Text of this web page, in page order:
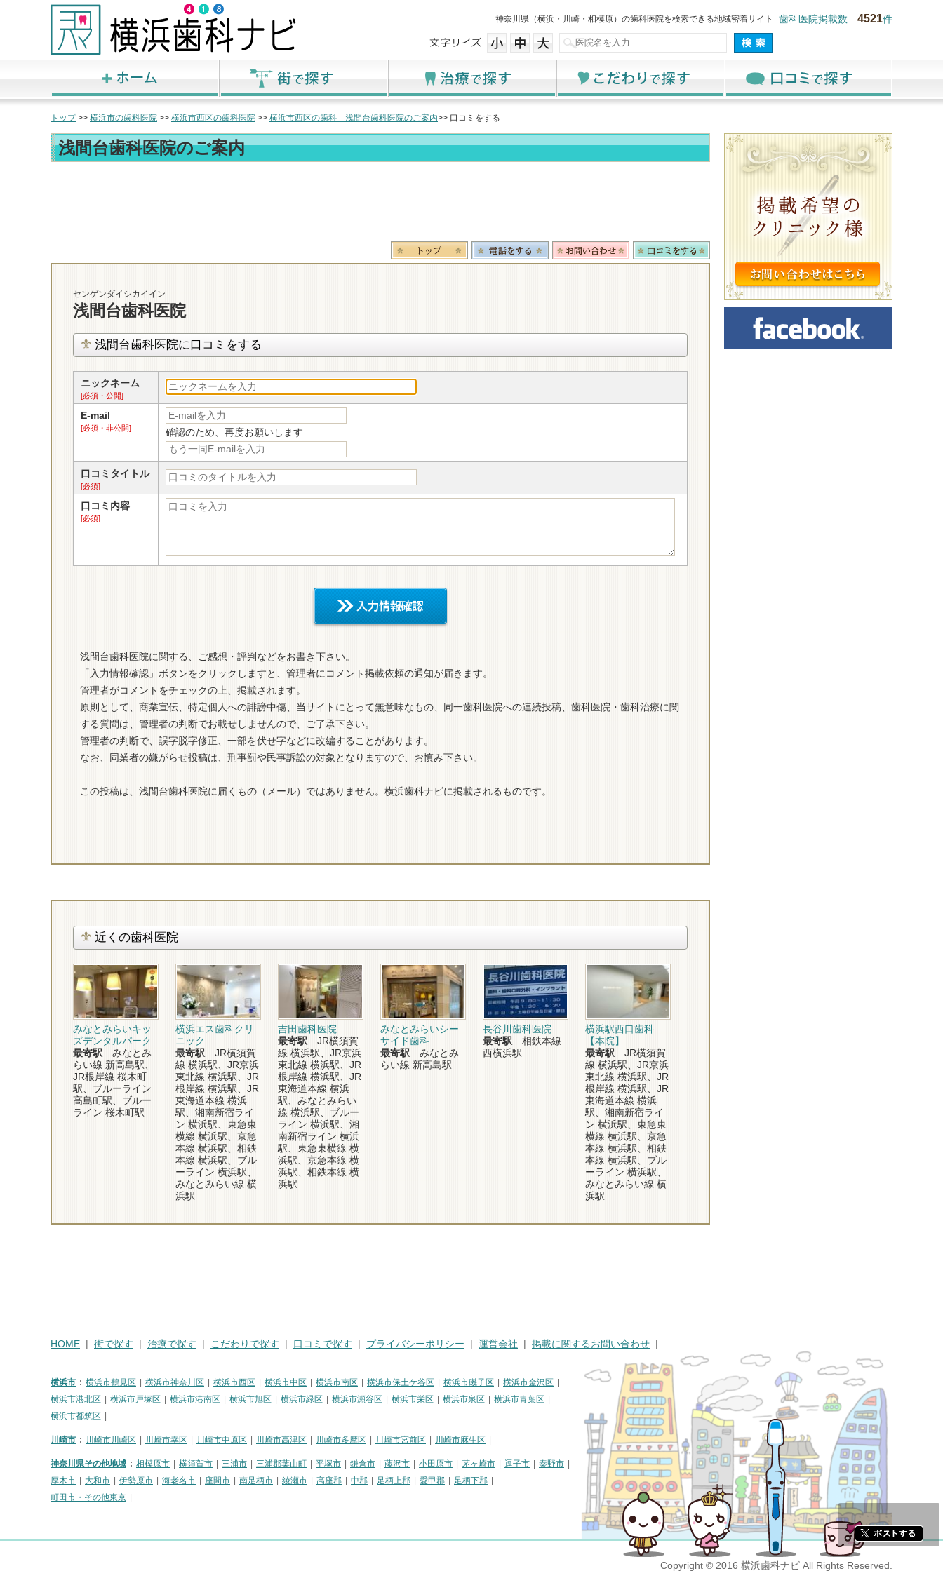
歯科医院掲載数 4521件
神奈川県（横浜・川崎・相模原）の歯科医院を検索できる地域密着サイト
トップ>> 横浜市の歯科医院 >> 横浜市西区の歯科医院 >> 横浜市西区の歯科 浅間台歯科医院のご案内>> 口コミをする
浅間台歯科医院のご案内
センゲンダイシカイイン
浅間台歯科医院
浅間台歯科医院に口コミをする
ニックネーム
[必須・公開]
E-mail
[必須・非公開] 確認のため、再度お願いします
口コミタイトル
[必須]
口コミ内容
[必須]
浅間台歯科医院に関する、ご感想・評判などをお書き下さい。
「入力情報確認」ボタンをクリックしますと、管理者にコメント掲載依頼の通知が届きます。
管理者がコメントをチェックの上、掲載されます。
原則として、商業宣伝、特定個人への誹謗中傷、当サイトにとって無意味なもの、同一歯科医院への連続投稿、歯科医院・歯科治療に関
する質問は、管理者の判断でお載せしませんので、ご了承下さい。
管理者の判断で、誤字脱字修正、一部を伏せ字などに改編することがあります。
なお、同業者の嫌がらせ投稿は、刑事罰や民事訴訟の対象となりますので、お慎み下さい。
この投稿は、浅間台歯科医院に届くもの（メール）ではありません。横浜歯科ナビに掲載されるものです。
近くの歯科医院
みなとみらいキッ
ズデンタルパーク
最寄駅 みなとみ
らい線 新高島駅、
JR根岸線 桜木町
駅、ブルーライン
高島町駅、ブルー
ライン 桜木町駅
横浜エス歯科クリ
ニック
最寄駅 JR横須賀
線 横浜駅、JR京浜
東北線 横浜駅、JR
根岸線 横浜駅、JR
東海道本線 横浜
駅、湘南新宿ライ
ン 横浜駅、東急東
横線 横浜駅、京急
本線 横浜駅、相鉄
本線 横浜駅、ブル
ーライン 横浜駅、
みなとみらい線 横
浜駅
吉田歯科医院
最寄駅 JR横須賀
線 横浜駅、JR京浜
東北線 横浜駅、JR
根岸線 横浜駅、JR
東海道本線 横浜
駅、みなとみらい
線 横浜駅、ブルー
ライン 横浜駅、湘
南新宿ライン 横浜
駅、東急東横線 横
浜駅、京急本線 横
浜駅、相鉄本線 横
浜駅
みなとみらいシー
サイド歯科
最寄駅 みなとみ
らい線 新高島駅
長谷川歯科医院
最寄駅 相鉄本線
西横浜駅
横浜駅西口歯科
【本院】
最寄駅 JR横須賀
線 横浜駅、JR京浜
東北線 横浜駅、JR
根岸線 横浜駅、JR
東海道本線 横浜
駅、湘南新宿ライ
ン 横浜駅、東急東
横線 横浜駅、京急
本線 横浜駅、相鉄
本線 横浜駅、ブル
ーライン 横浜駅、
みなとみらい線 横
浜駅
HOME 街で探す 治療で探す こだわりで探す 口コミで探す プライバシーポリシー 運営会社 掲載に関するお問い合わせ
横浜市 横浜市鶴見区 横浜市神奈川区 横浜市西区 横浜市中区 横浜市南区 横浜市保土ケ谷区 横浜市磯子区
横浜市金沢区
横浜市港北区
横浜市戸塚区 横浜市港南区 横浜市旭区 横浜市緑区 横浜市瀬谷区 横浜市栄区 横浜市泉区
横浜市青葉区
横浜市都筑区
川崎市 川崎市川崎区 川崎市幸区 川崎市中原区 川崎市高津区 川崎市多摩区 川崎市宮前区 川崎市麻生区
神奈川県その他地域 相模原市 横須賀市 三浦市 三浦郡葉山町 平塚市 鎌倉市 藤沢市 小田原市 茅ヶ崎市 逗子市
秦野市
厚木市
大和市 伊勢原市 海老名市 座間市 南足柄市 綾瀬市 高座郡 中郡 足柄上郡 愛甲郡
足柄下郡
町田市・その他東京
Copyright © 2016 横浜歯科ナビ All Rights Reserved.